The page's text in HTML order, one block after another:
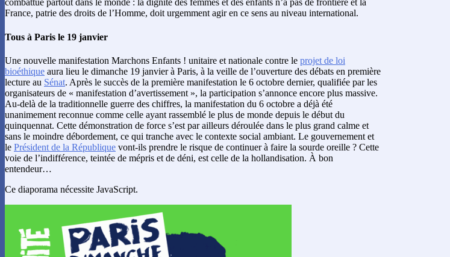
combattue partout dans le monde : la dignité des femmes et des enfants n’a pas de frontière et la
France, patrie des droits de l’Homme, doit urgemment agir en ce sens au niveau international.
Tous à Paris le 19 janvier
Une nouvelle manifestation Marchons Enfants ! unitaire et nationale contre le projet de loi
bioéthique aura lieu le dimanche 19 janvier à Paris, à la veille de l’ouverture des débats en première
lecture au Sénat. Après le succès de la première manifestation le 6 octobre dernier, qualifiée par les
organisateurs de « manifestation d’avertissement », la participation s’annonce encore plus massive.
Au-delà de la traditionnelle guerre des chiffres, la manifestation du 6 octobre a déjà été
unanimement reconnue comme celle ayant rassemblé le plus de monde depuis le début du
quinquennat. Cette démonstration de force s’est par ailleurs déroulée dans le plus grand calme et
sans le moindre débordement, ce qui tranche avec le contexte social ambiant. Le gouvernement et
le Président de la République vont-ils prendre le risque de continuer à faire la sourde oreille ? Cette
voie de l’indifférence, teintée de mépris et de déni, est celle de la hollandisation. À bon
entendeur…
Ce diaporama nécessite JavaScript.